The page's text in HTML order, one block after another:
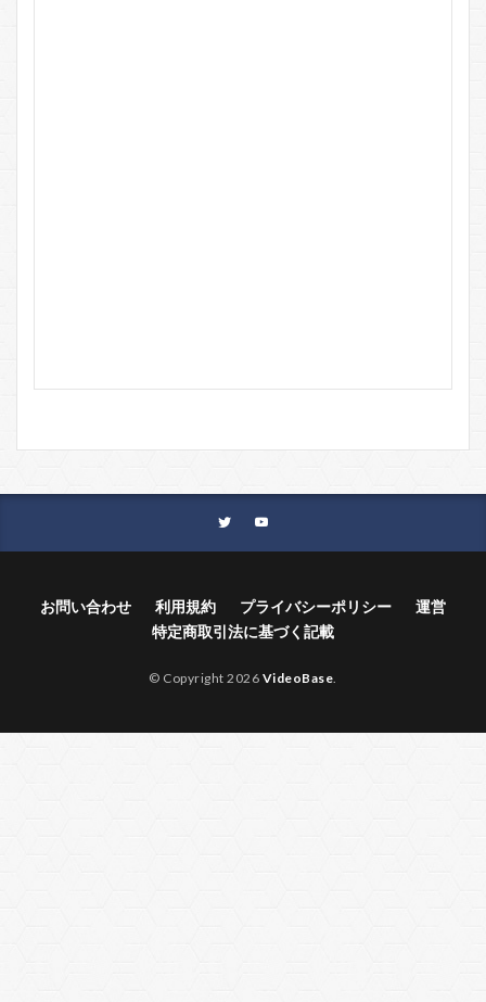
お問い合わせ 利用規約 プライバシーポリシー
運営
特定商取引法に基づく記載
© Copyright 2026 VideoBase.